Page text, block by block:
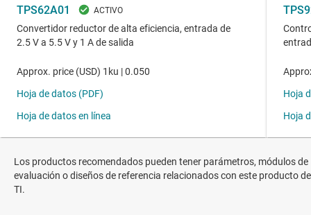
Los productos recomendados pueden tener parámetros, módulos de
evaluación o diseños de referencia relacionados con este producto de
TI.